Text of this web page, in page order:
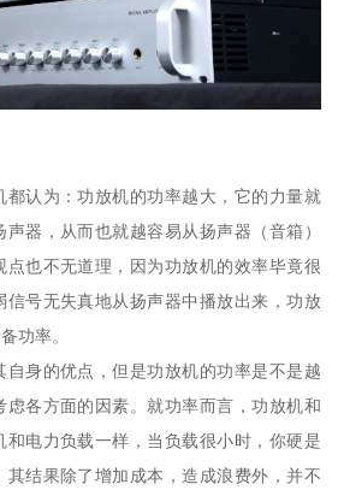
都认为：功放机的功率越大，它的力量就
器，从而也就越容易从扬声器（音箱）
也不无道理，因为功放机的效率毕竟很
信号无失真地从扬声器中播放出来，功放
功率。
身的优点，但是功放机的功率是不是越
虑各方面的因素。就功率而言，功放机和
电力负载一样，当负载很小时，你硬是
结果除了增加成本，造成浪费外，并不